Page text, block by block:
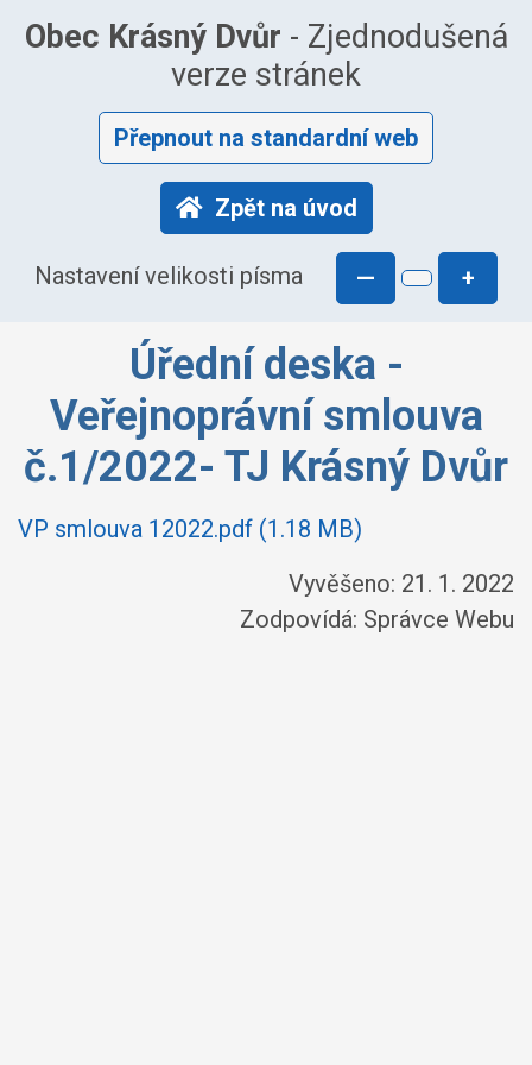
Obec Krásný Dvůr - Zjednodušená
verze stránek
Přepnout na standardní web
Zpět na úvod
Nastavení velikosti písma — +
Úřední deska -
Veřejnoprávní smlouva
č.1/2022- TJ Krásný Dvůr
VP smlouva 12022.pdf (1.18 MB)
Vyvěšeno: 21. 1. 2022
Zodpovídá: Správce Webu